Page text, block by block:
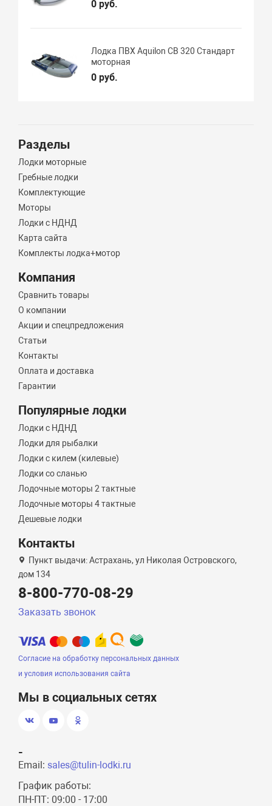
0 руб.
Лодка ПВХ Aquilon CB 320 Стандарт
моторная
0 руб.
Разделы
Лодки моторные
Гребные лодки
Комплектующие
Моторы
Лодки с НДНД
Карта сайта
Комплекты лодка+мотор
Компания
Сравнить товары
О компании
Акции и спецпредложения
Статьи
Контакты
Оплата и доставка
Гарантии
Популярные лодки
Лодки с НДНД
Лодки для рыбалки
Лодки с килем (килевые)
Лодки со сланью
Лодочные моторы 2 тактные
Лодочные моторы 4 тактные
Дешевые лодки
Контакты
Пункт выдачи: Астрахань, ул Николая Островского,
дом 134
8-800-770-08-29
Заказать звонок
Согласие на обработку персональных данных
и условия использования сайта
Мы в социальных сетях
-
Email: sales@tulin-lodki.ru
График работы:
ПН-ПТ: 09:00 - 17:00